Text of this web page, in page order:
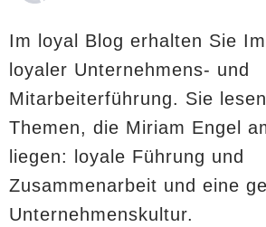
Im loyal Blog erhalten Sie
loyaler Unternehmens- und
Mitarbeiterführung. Sie
Themen, die Miriam Engel
liegen: loyale Führung und
Zusammenarbeit und eine
Unternehmenskultur.